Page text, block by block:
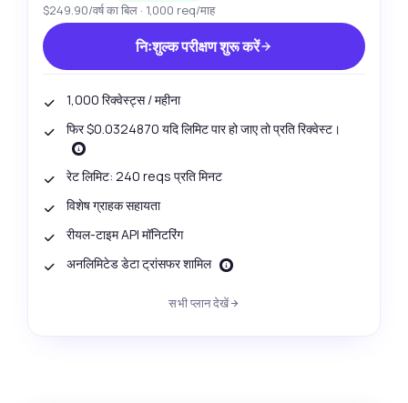
$249.90/वर्ष का बिल · 1,000 req/माह
निःशुल्क परीक्षण शुरू करें
1,000 रिक्वेस्ट्स / महीना
फिर $0.0324870 यदि लिमिट पार हो जाए तो प्रति रिक्वेस्ट।
रेट लिमिट: 240 reqs प्रति मिनट
विशेष ग्राहक सहायता
रीयल-टाइम API मॉनिटरिंग
अनलिमिटेड डेटा ट्रांसफर शामिल
सभी प्लान देखें